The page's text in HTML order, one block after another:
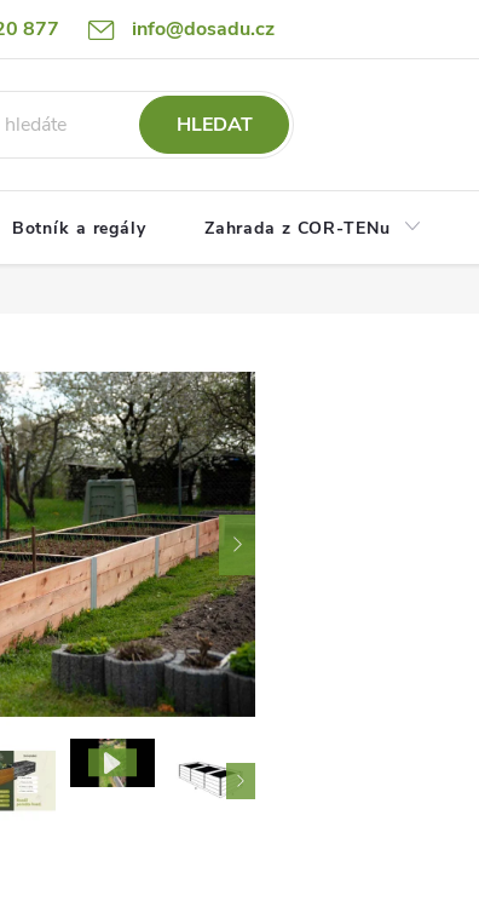
877 info@dosadu.cz
Blog Fotogalerie Návody
HLEDAT
Botník a regály Zahrada z COR-TENu